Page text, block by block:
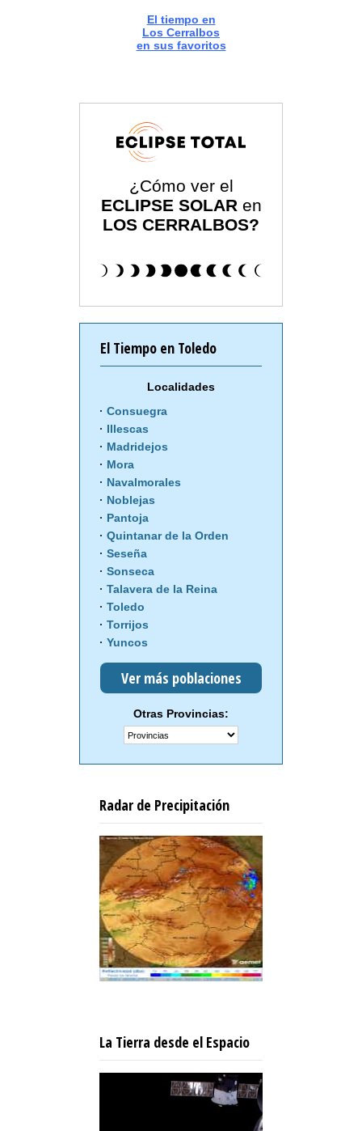
El tiempo en
Los Cerralbos
en sus favoritos
¿Cómo ver el
ECLIPSE SOLAR en
LOS CERRALBOS?
El Tiempo en Toledo
Localidades
Consuegra
Illescas
Madridejos
Mora
Navalmorales
Noblejas
Pantoja
Quintanar de la Orden
Seseña
Sonseca
Talavera de la Reina
Toledo
Torrijos
Yuncos
Ver más poblaciones
Otras Provincias:
Radar de Precipitación
La Tierra desde el Espacio